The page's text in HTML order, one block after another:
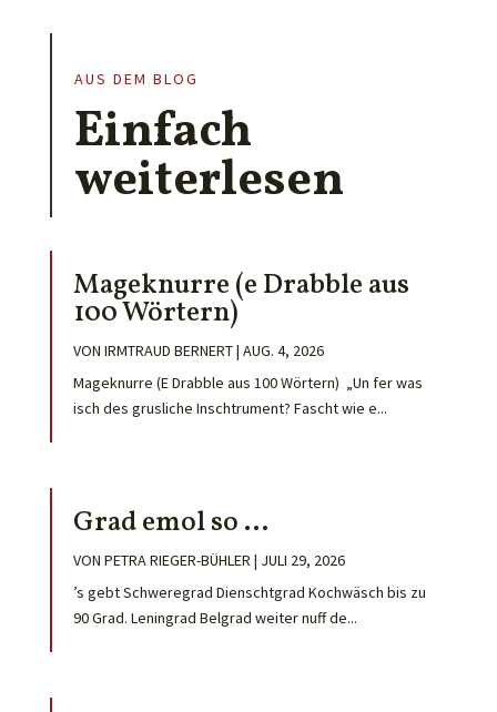
AUS DEM BLOG
Einfach
weiterlesen
Mageknurre (e Drabble aus
100 Wörtern)
VON IRMTRAUD BERNERT| AUG. 4, 2026
Mageknurre (E Drabble aus 100 Wörtern) „Un fer was
isch des grusliche Inschtrument? Fascht wie e...
Grad emol so …
VON PETRA RIEGER-BÜHLER | JULI 29, 2026
’s gebt Schweregrad Dienschtgrad Kochwäsch bis zu
90 Grad. Leningrad Belgrad weiter nuff de...